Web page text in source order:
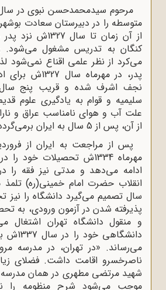
متوسطه را در دبیرستان سعادت بوشهر
از آن زمان تا سال
کنگان به تدریس مشغول
می‌کرد از نظر علمی اقناع نمی‌شود
پدر، در مهرماه
نجف اشرف شده و قریب پنج سال
سلیمیه و قوام به یادگیری علوم
علت آب و هوای نامناسب عراق و
از آن، پس از 5 سال به ایران برمی‌گردد.
مهرماه 1334ش تحصیلات
ادامه می‌دهد و مدتی نیز فقه را
انقلاب حضرت امام خمینی(ره)
سال تصمیم می‌گیرد دانشگاه را نیز
پذیرفته شدن در آزمون ورودی، به
و منقول دانشگاه تهران اشتغال
می‌رساند. «در تهران، در مدرسه
ناصرخسرو اقامت داشت. فضلای
شهید مرتضی مطهری در همان مدرسه
موجب می‌شود شرح منظومه را